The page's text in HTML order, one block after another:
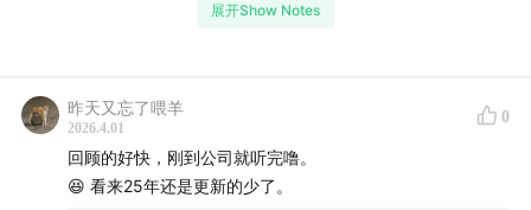
不仅是节目的盘点，也是咱们打工人的年度记忆 。当然，
另外，从第90期节目开始，我们WebWorker要启动一个
「100期专属子线程任务」每期藏一条「指令字符」，就
展开Show Notes
昨天又忘了喂羊
2026.4.01
0
回顾的好快，刚到公司就听完噜。
😆 看来25年还是更新的少了。